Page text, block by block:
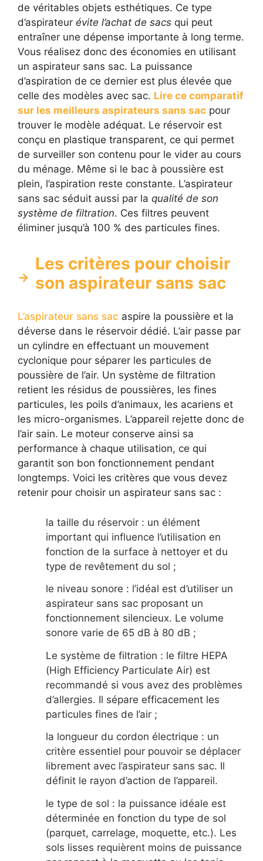
de véritables objets esthétiques. Ce type
d’aspirateur évite l’achat de sacs qui peut
entraîner une dépense importante à long terme.
Vous réalisez donc des économies en utilisant
un aspirateur sans sac. La puissance
d’aspiration de ce dernier est plus élevée que
celle des modèles avec sac. Lire ce comparatif
sur les meilleurs aspirateurs sans sac pour
trouver le modèle adéquat. Le réservoir est
conçu en plastique transparent, ce qui permet
de surveiller son contenu pour le vider au cours
du ménage. Même si le bac à poussière est
plein, l’aspiration reste constante. L’aspirateur
sans sac séduit aussi par la qualité de son
système de filtration. Ces filtres peuvent
éliminer jusqu’à 100 % des particules fines.
Les critères pour choisir
son aspirateur sans sac
L’aspirateur sans sac aspire la poussière et la
déverse dans le réservoir dédié. L’air passe par
un cylindre en effectuant un mouvement
cyclonique pour séparer les particules de
poussière de l’air. Un système de filtration
retient les résidus de poussières, les fines
particules, les poils d’animaux, les acariens et
les micro-organismes. L’appareil rejette donc de
l’air sain. Le moteur conserve ainsi sa
performance à chaque utilisation, ce qui
garantit son bon fonctionnement pendant
longtemps. Voici les critères que vous devez
retenir pour choisir un aspirateur sans sac :
la taille du réservoir : un élément
important qui influence l’utilisation en
fonction de la surface à nettoyer et du
type de revêtement du sol ;
le niveau sonore : l’idéal est d’utiliser un
aspirateur sans sac proposant un
fonctionnement silencieux. Le volume
sonore varie de 65 dB à 80 dB ;
Le système de filtration : le filtre HEPA
(High Efficiency Particulate Air) est
recommandé si vous avez des problèmes
d’allergies. Il sépare efficacement les
particules fines de l’air ;
la longueur du cordon électrique : un
critère essentiel pour pouvoir se déplacer
librement avec l’aspirateur sans sac. Il
définit le rayon d’action de l’appareil.
le type de sol : la puissance idéale est
déterminée en fonction du type de sol
(parquet, carrelage, moquette, etc.). Les
sols lisses requièrent moins de puissance